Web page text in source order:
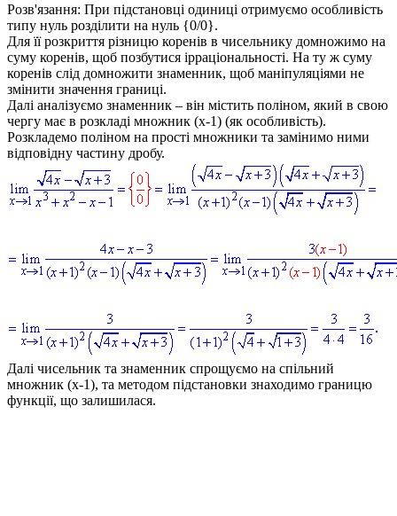
Розв'язання: При підстановці одиниці отримуємо особливість
типу нуль розділити на нуль {0/0}.
Для її розкриття різницю коренів в чисельнику домножимо на
суму коренів, щоб позбутися ірраціональності. На ту ж суму
коренів слід домножити знаменник, щоб маніпуляціями не
змінити значення границі.
Далі аналізуємо знаменник – він містить поліном, який в свою
чергу має в розкладі множник (x-1) (як особливість).
Розкладемо поліном на прості множники та замінимо ними
відповідну частину дробу.
Далі чисельник та знаменник спрощуємо на спільний
множник (x-1), та методом підстановки знаходимо границю
функції, що залишилася.